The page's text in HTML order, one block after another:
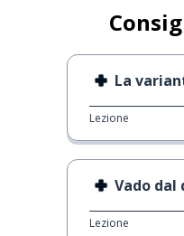
La variante
Lezione
Vado
Lezione